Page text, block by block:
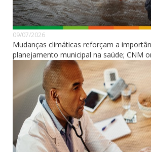
09/07/2026
Mudanças climáticas reforçam a
planejamento municipal na saúde; CNM